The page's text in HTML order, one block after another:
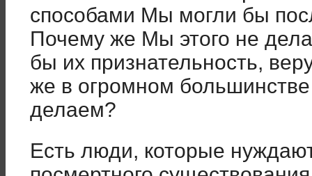
способами Мы могли бы
Почему же Мы этого не
бы их признательность,
же в огромном
делаем?
Есть люди, которые